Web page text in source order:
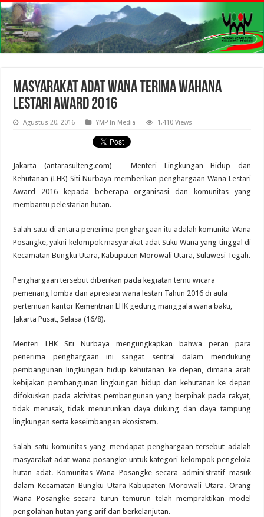
Masyarakat adat Wana terima Wahana
Lestari Award 2016
Agustus 20, 2016 YMP In Media 1,410 Views
Jakarta (antarasulteng.com) – Menteri Lingkungan Hidup dan
Kehutanan (LHK) Siti Nurbaya memberikan penghargaan Wana Lestari
Award 2016 kepada beberapa organisasi dan komunitas yang
membantu pelestarian hutan.
Salah satu di antara penerima penghargaan itu adalah komunita Wana
Posangke, yakni kelompok masyarakat adat Suku Wana yang tinggal di
Kecamatan Bungku Utara, Kabupaten Morowali Utara, Sulawesi Tegah.
Penghargaan tersebut diberikan pada kegiatan temu wicara
pemenang lomba dan apresiasi wana lestari Tahun 2016 di aula
pertemuan kantor Kementrian LHK gedung manggala wana bakti,
Jakarta Pusat, Selasa (16/8).
Menteri LHK Siti Nurbaya mengungkapkan bahwa peran para
penerima penghargaan ini sangat sentral dalam mendukung
pembangunan lingkungan hidup kehutanan ke depan, dimana arah
kebijakan pembangunan lingkungan hidup dan kehutanan ke depan
difokuskan pada aktivitas pembangunan yang berpihak pada rakyat,
tidak merusak, tidak menurunkan daya dukung dan daya tampung
lingkungan serta keseimbangan ekosistem.
Salah satu komunitas yang mendapat penghargaan tersebut adalah
masyarakat adat wana posangke untuk kategori kelompok pengelola
hutan adat. Komunitas Wana Posangke secara administratif masuk
dalam Kecamatan Bungku Utara Kabupaten Morowali Utara. Orang
Wana Posangke secara turun temurun telah mempraktikan model
pengolahan hutan yang arif dan berkelanjutan.